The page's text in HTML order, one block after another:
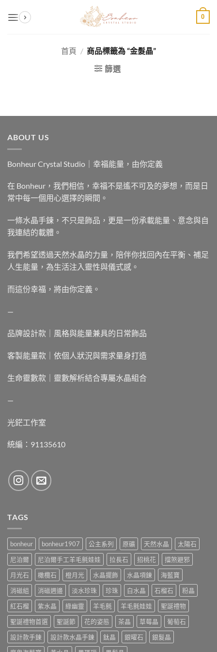
0
首頁 / 商品標籤為 “金髮晶”
篩選
ABOUT US
Bonheur Crystal Studio｜幸福能量，由你定義
在 Bonheur，我們相信，幸福不是遙不可及的夢想，而是日
常中每一個用心選擇的瞬間。
一條水晶手鍊，不只是飾品，更是一份承載能量、意念與自
我連結的載體。
我們希望透過天然水晶的力量，陪伴你找回內在平衡、補足
人生能量，為生活注入靈性與儀式感。
而這份幸福，將由你定義。
—
品牌設計款｜風格與能量兼具的日常飾品
客製能量款｜依個人狀況與需求量身打造
生命靈數款｜靈數解析結合專屬水晶組合
—
光鋩工作室
統編：91135610
TAGS
bonheur bonheur1907 公主系列 原礦 天然水晶
太陽石
尼泊爾
尼泊爾手工羊毛氈娃娃 拉長石 招桃花
擋煞避邪
月光石
橄欖石 橙月光 水晶擺飾 水晶項鍊
海藍寶
消磁組
消磁週邊 淡水珍珠 珍珠 白水晶 石榴石
粉晶
紅石榴
紫水晶 綠幽靈 羊毛氈 羊毛氈娃娃
聖誕禮物
聖誕禮物首選
聖誕節 花的姿態 茶晶 草莓晶
葡萄石
設計款手鍊
設計款水晶手鍊 鈦晶 銀曜石
銀髮晶